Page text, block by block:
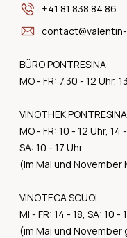
+41 81 838 84 86
BÜRO PONTRESINA
MO - FR: 7.30 - 12 Uhr,
VINOTHEK PONTRESINA
MO - FR: 10 - 12 Uhr, 14
SA: 10 - 17 Uhr
(im Mai und November
VINOTECA SCUOL
MI - FR: 14 - 18, SA: 10 -
(im Mai und